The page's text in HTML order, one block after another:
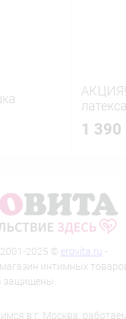
латекса
1 390
2025 © erovita.ru -
интимных
защищены.
в г. Москва,